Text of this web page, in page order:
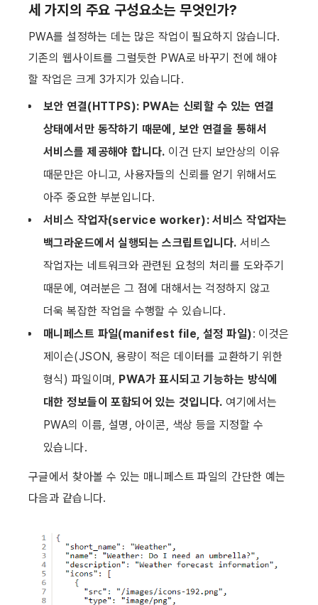
세 가지의 주요 구성요소는 무엇인가?
PWA를 설정하는 데는 많은 작업이 필요하지 않습니다.
기존의 웹사이트를 그럴듯한 PWA로 바꾸기 전에 해야
할 작업은 크게 3가지가 있습니다.
보안 연결(HTTPS): PWA는 신뢰할 수 있는 연결
상태에서만 동작하기 때문에, 보안 연결을 통해서
서비스를 제공해야 합니다. 이건 단지 보안상의 이유
때문만은 아니고, 사용자들의 신뢰를 얻기 위해서도
아주 중요한 부분입니다.
서비스 작업자(service worker): 서비스 작업자는
백그라운드에서 실행되는 스크립트입니다. 서비스
작업자는 네트워크와 관련된 요청의 처리를 도와주기
때문에, 여러분은 그 점에 대해서는 걱정하지 않고
더욱 복잡한 작업을 수행할 수 있습니다.
매니페스트 파일(manifest file, 설정 파일): 이것은
제이슨(JSON, 용량이 적은 데이터를 교환하기 위한
형식) 파일이며, PWA가 표시되고 기능하는 방식에
대한 정보들이 포함되어 있는 것입니다. 여기에서는
PWA의 이름, 설명, 아이콘, 색상 등을 지정할 수
있습니다.
구글에서 찾아볼 수 있는 매니페스트 파일의 간단한 예는
다음과 같습니다.